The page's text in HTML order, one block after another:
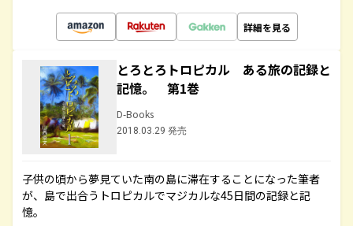
詳細を見る
とろとろトロピカル ある旅の記録と
記憶。 第1巻
D-Books
2018.03.29 発売
子供の頃から夢見ていた南の島に滞在することになった筆者
が、島で出合うトロピカルでマジカルな45日間の記録と記
憶。